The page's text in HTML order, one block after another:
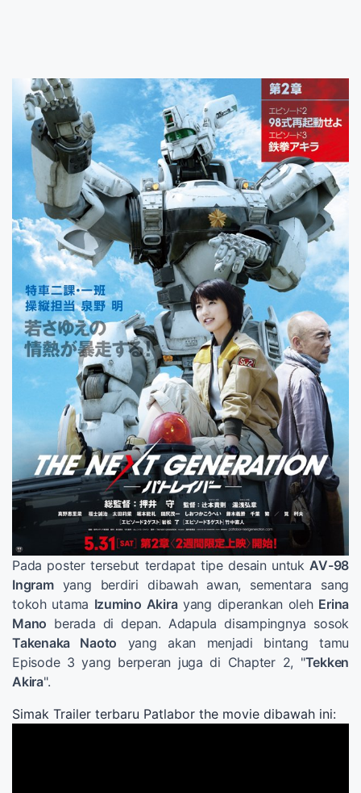
Pada poster tersebut terdapat tipe desain untukAV-98
Ingramyang berdiri dibawah awan, sementara sang
tokoh utama Izumino Akirayang diperankan oleh Erina
Mano berada di depan. Adapula disampingnya sosok
Takenaka Naoto yang akan menjadi bintang tamu
Episode 3 yang berperan juga di Chapter 2, "Tekken
Akira".
Simak Trailer terbaru Patlabor the movie dibawah ini: